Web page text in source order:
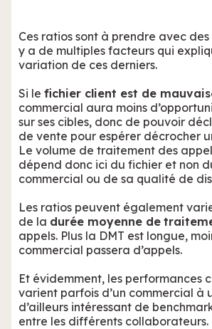
Ces ratios sont à prendre avec
y a de multiples facteurs qui
variation de ces derniers.
Si le fichier client est de
commercial aura moins
sur ses cibles, donc de pouvoir
de vente pour espérer décrocher
Le volume de traitement des
dépend donc ici du fichier et non
commercial ou de sa qualité de
Les ratios peuvent également
de la durée moyenne de
appels. Plus la DMT est longue,
commercial passera d’appels.
Et évidemment, les performances
varient parfois d’un commercial à
d’ailleurs intéressant de
entre les différents collaborateurs.